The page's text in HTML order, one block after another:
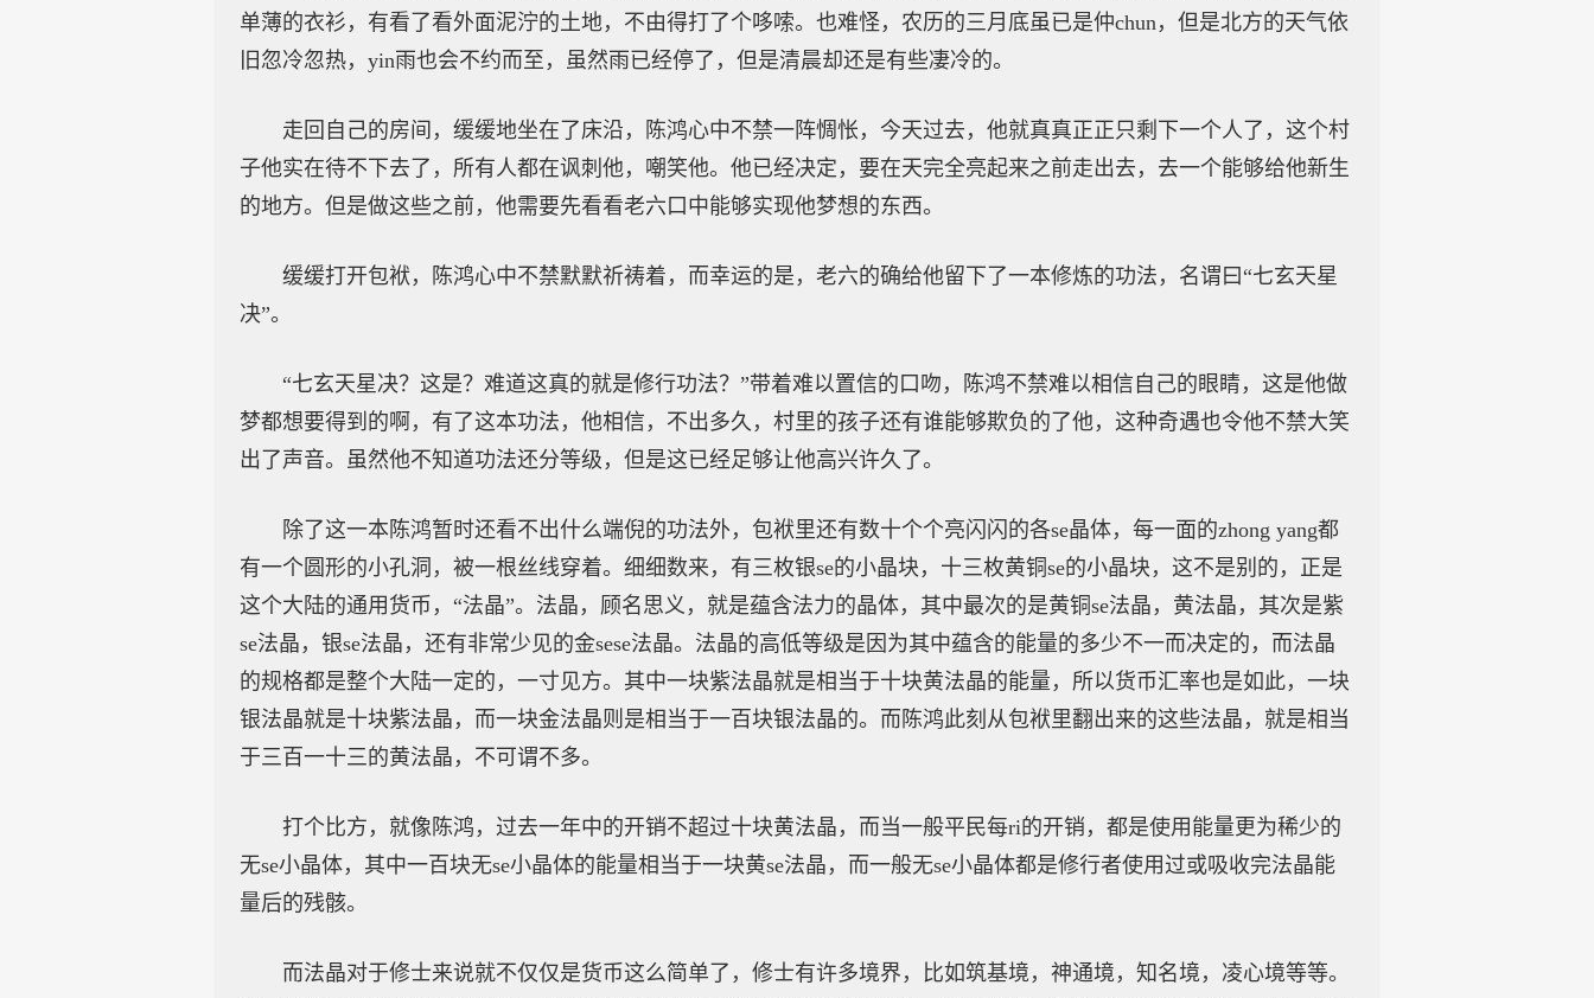
单薄的衣衫，有看了看外面泥泞的土地，不由得打了个哆嗦。也难怪，农历的三月底虽已是仲chun，但是北方的天气依
旧忽冷忽热，yin雨也会不约而至，虽然雨已经停了，但是清晨却还是有些凄冷的。
走回自己的房间，缓缓地坐在了床沿，陈鸿心中不禁一阵惆怅，今天过去，他就真真正正只剩下一个人了，这个村
子他实在待不下去了，所有人都在讽刺他，嘲笑他。他已经决定，要在天完全亮起来之前走出去，去一个能够给他新生
的地方。但是做这些之前，他需要先看看老六口中能够实现他梦想的东西。
缓缓打开包袱，陈鸿心中不禁默默祈祷着，而幸运的是，老六的确给他留下了一本修炼的功法，名谓曰“七玄天星
决”。
“七玄天星决？这是？难道这真的就是修行功法？”带着难以置信的口吻，陈鸿不禁难以相信自己的眼睛，这是他做
梦都想要得到的啊，有了这本功法，他相信，不出多久，村里的孩子还有谁能够欺负的了他，这种奇遇也令他不禁大笑
出了声音。虽然他不知道功法还分等级，但是这已经足够让他高兴许久了。
除了这一本陈鸿暂时还看不出什么端倪的功法外，包袱里还有数十个个亮闪闪的各se晶体，每一面的zhong yang都
有一个圆形的小孔洞，被一根丝线穿着。细细数来，有三枚银se的小晶块，十三枚黄铜se的小晶块，这不是别的，正是
这个大陆的通用货币，“法晶”。法晶，顾名思义，就是蕴含法力的晶体，其中最次的是黄铜se法晶，黄法晶，其次是紫
se法晶，银se法晶，还有非常少见的金sese法晶。法晶的高低等级是因为其中蕴含的能量的多少不一而决定的，而法晶
的规格都是整个大陆一定的，一寸见方。其中一块紫法晶就是相当于十块黄法晶的能量，所以货币汇率也是如此，一块
银法晶就是十块紫法晶，而一块金法晶则是相当于一百块银法晶的。而陈鸿此刻从包袱里翻出来的这些法晶，就是相当
于三百一十三的黄法晶，不可谓不多。
打个比方，就像陈鸿，过去一年中的开销不超过十块黄法晶，而当一般平民每ri的开销，都是使用能量更为稀少的
无se小晶体，其中一百块无se小晶体的能量相当于一块黄se法晶，而一般无se小晶体都是修行者使用过或吸收完法晶能
量后的残骸。
而法晶对于修士来说就不仅仅是货币这么简单了，修士有许多境界，比如筑基境，神通境，知名境，凌心境等等。